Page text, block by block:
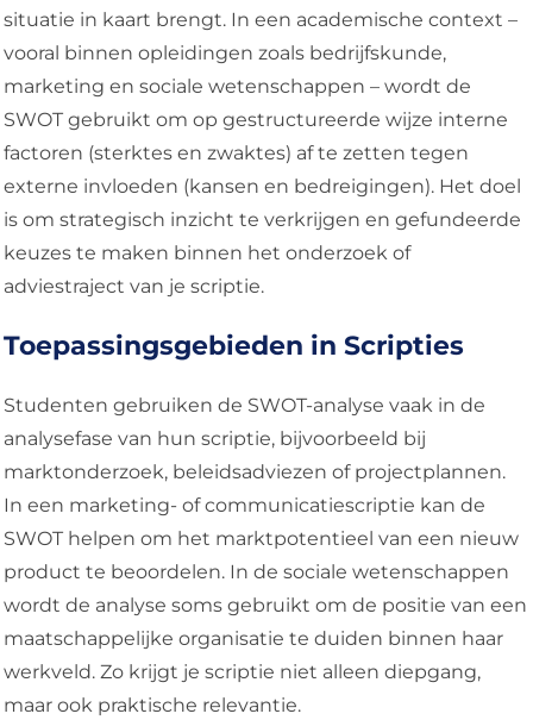
situatie in kaart brengt. In een academische context –
vooral binnen opleidingen zoals bedrijfskunde,
marketing en sociale wetenschappen – wordt de
SWOT gebruikt om op gestructureerde wijze interne
factoren (sterktes en zwaktes) af te zetten tegen
externe invloeden (kansen en bedreigingen). Het doel
is om strategisch inzicht te verkrijgen en gefundeerde
keuzes te maken binnen het onderzoek of
adviestraject van je scriptie.
Toepassingsgebieden in Scripties
Studenten gebruiken de SWOT-analyse vaak in de
analysefase van hun scriptie, bijvoorbeeld bij
marktonderzoek, beleidsadviezen of projectplannen.
In een marketing- of communicatiescriptie kan de
SWOT helpen om het marktpotentieel van een nieuw
product te beoordelen. In de sociale wetenschappen
wordt de analyse soms gebruikt om de positie van een
maatschappelijke organisatie te duiden binnen haar
werkveld. Zo krijgt je scriptie niet alleen diepgang,
maar ook praktische relevantie.